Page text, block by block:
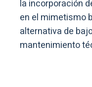
la incorporación
en el mimetismo
alternativa de
mantenimiento